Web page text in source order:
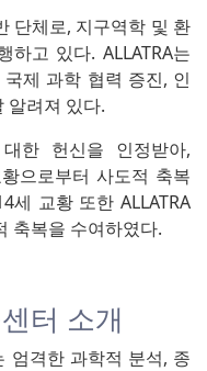
단체로, 지구역학 및 환
고 있다. ALLATRA는
제 과학 협력 증진, 인
알려져 있다.
한 헌신을 인정받아,
으로부터 사도적 축복
세 교황 또한 ALLATRA
축복을 수여하였다.
터 소개
엄격한 과학적 분석, 종